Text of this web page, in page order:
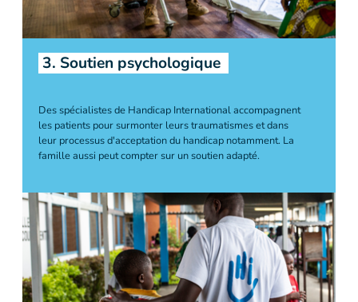
3. Soutien psychologique
Des spécialistes de Handicap International accompagnent
les patients pour surmonter leurs traumatismes et dans
leur processus d'acceptation du handicap notamment. La
famille aussi peut compter sur un soutien adapté.